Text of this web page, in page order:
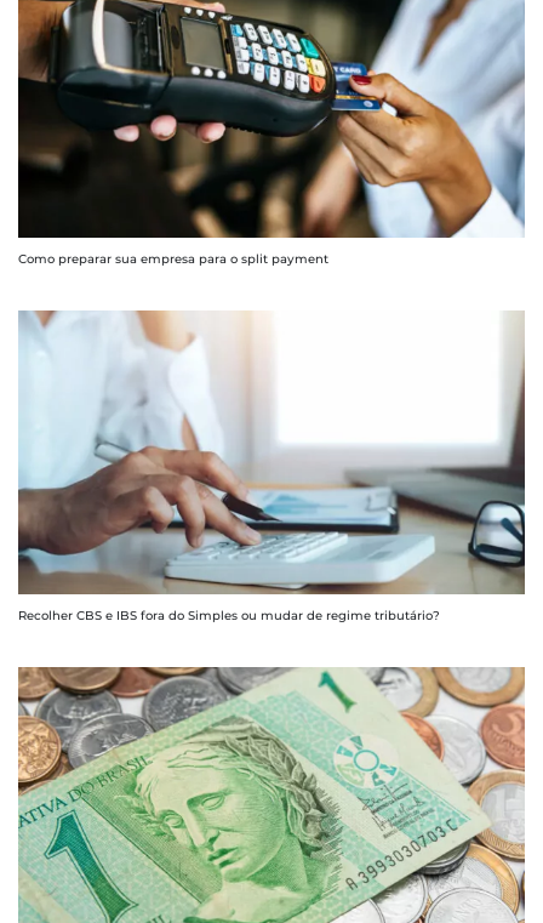
Como preparar sua empresa para o split payment
Recolher CBS e IBS fora do Simples ou mudar de regime tributário?